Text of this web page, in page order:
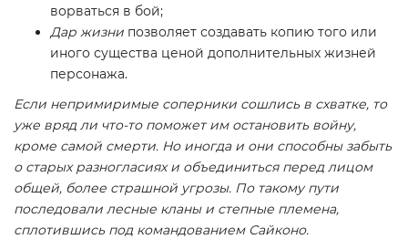
ворваться в бой;
Дар жизни позволяет создавать копию того или
иного существа ценой дополнительных жизней
персонажа.
Если непримиримые соперники сошлись в схватке, то
уже вряд ли что-то поможет им остановить войну,
кроме самой смерти. Но иногда и они способны забыть
о старых разногласиях и объединиться перед лицом
общей, более страшной угрозы. По такому пути
последовали лесные кланы и степные племена,
сплотившись под командованием Сайконо.